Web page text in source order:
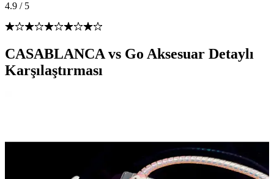
4.9 / 5
CASABLANCA vs Go Aksesuar Detaylı
Karşılaştırması